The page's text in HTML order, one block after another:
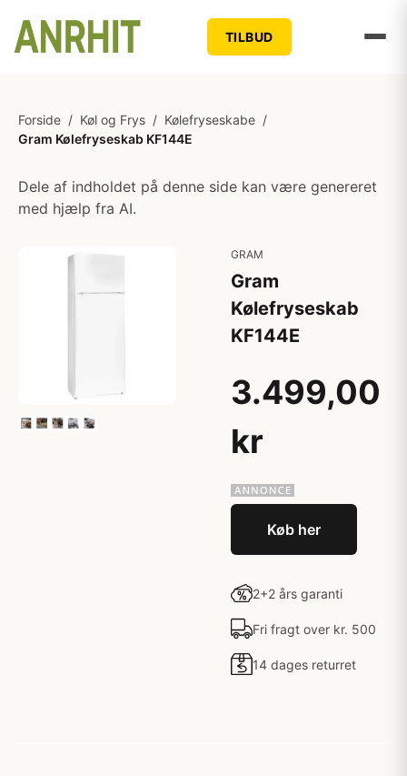
TILBUD
Forside / Køl og Frys / Kølefryseskabe /
Gram Kølefryseskab KF144E
Dele af indholdet på denne side kan være genereret
med hjælp fra AI.
GRAM
Gram
Kølefryseskab
KF144E
3.499,00
kr
Køb her
2+2 års garanti
Fri fragt over kr. 500
14 dages returret